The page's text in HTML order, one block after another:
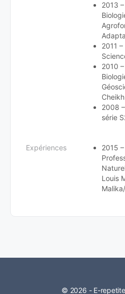
2013
2011
2010
2008
série
Expériences
2015
Louis
© 2026 - E-